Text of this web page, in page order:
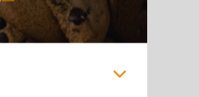
-